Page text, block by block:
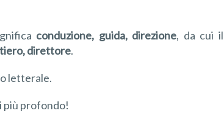
conduzione, guida, direzione, da cui il
direttore.
letterale.
più profondo!